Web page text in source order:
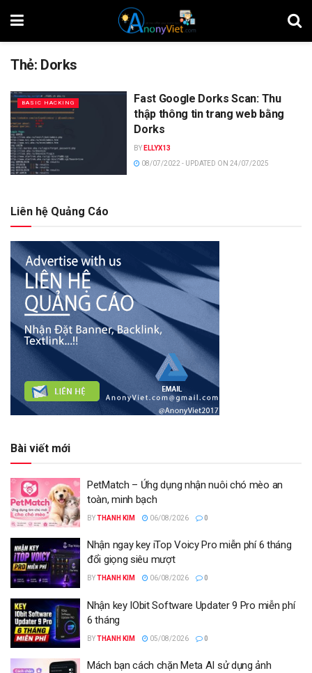
Thẻ: Dorks
BASIC HACKING
Fast Google Dorks Scan: Thu
thập thông tin trang web bằng
Dorks
BY ELLYX13
08/07/2022 - UPDATED ON 24/07/2025
Liên hệ Quảng Cáo
Bài viết mới
PetMatch – Ứng dụng nhận nuôi chó mèo an
toàn, minh bạch
BYTHANH KIM 06/08/2026 0
Nhận ngay key iTop Voicy Pro miễn phí 6 tháng
đổi giọng siêu mượt
BYTHANH KIM 06/08/2026 0
Nhận key IObit Software Updater 9 Pro miễn phí
6 tháng
BYTHANH KIM 05/08/2026 0
Mách bạn cách chặn Meta AI sử dụng ảnh